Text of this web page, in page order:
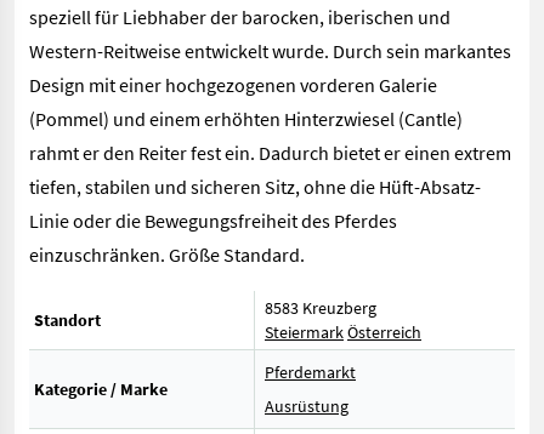
speziell für Liebhaber der barocken, iberischen und
Western-Reitweise entwickelt wurde. Durch sein markantes
Design mit einer hochgezogenen vorderen Galerie
(Pommel) und einem erhöhten Hinterzwiesel (Cantle)
rahmt er den Reiter fest ein. Dadurch bietet er einen extrem
tiefen, stabilen und sicheren Sitz, ohne die Hüft-Absatz-
Linie oder die Bewegungsfreiheit des Pferdes
einzuschränken. Größe Standard.
Standort
8583 Kreuzberg
SteiermarkÖsterreich
Kategorie / Marke
Pferdemarkt
Ausrüstung